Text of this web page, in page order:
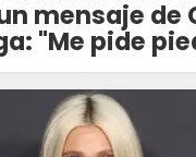
mensaje de
"Me pide